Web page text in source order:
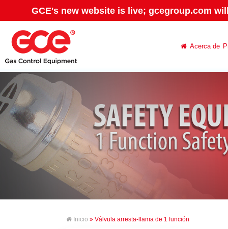
GCE's new website is live; gcegroup.com
Acerca de
Inicio » Válvula arresta-llama de 1 función